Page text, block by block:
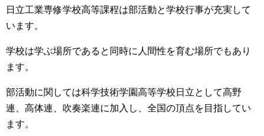
日立工業専修学校高等課程は部活動と学校行事が充実して
います。
学校は学ぶ場所であると同時に人間性を育む場所でもあり
ます。
部活動に関しては科学技術学園高等学校日立として高野
連、高体連、吹奏楽連に加入し、全国の頂点を目指してい
ます。